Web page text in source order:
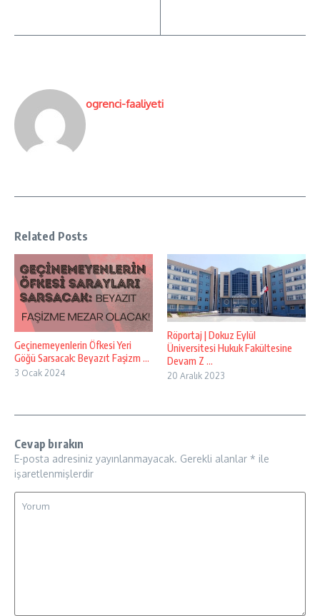
ogrenci-faaliyeti
Related Posts
Geçinemeyenlerin Öfkesi Yeri
Göğü Sarsacak: Beyazıt Faşizm ...
3 Ocak 2024
Röportaj | Dokuz Eylül
Üniversitesi Hukuk Fakültesine
Devam Z ...
20 Aralık 2023
Cevap bırakın
E-posta adresiniz yayınlanmayacak. Gerekli alanlar * ile
işaretlenmişlerdir